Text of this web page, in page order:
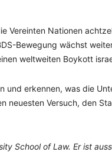
Vereinten Nationen
Bewegung wächst
weltweiten Boykott
und erkennen, was die
neuesten Versuch, den
School of Law. Er ist